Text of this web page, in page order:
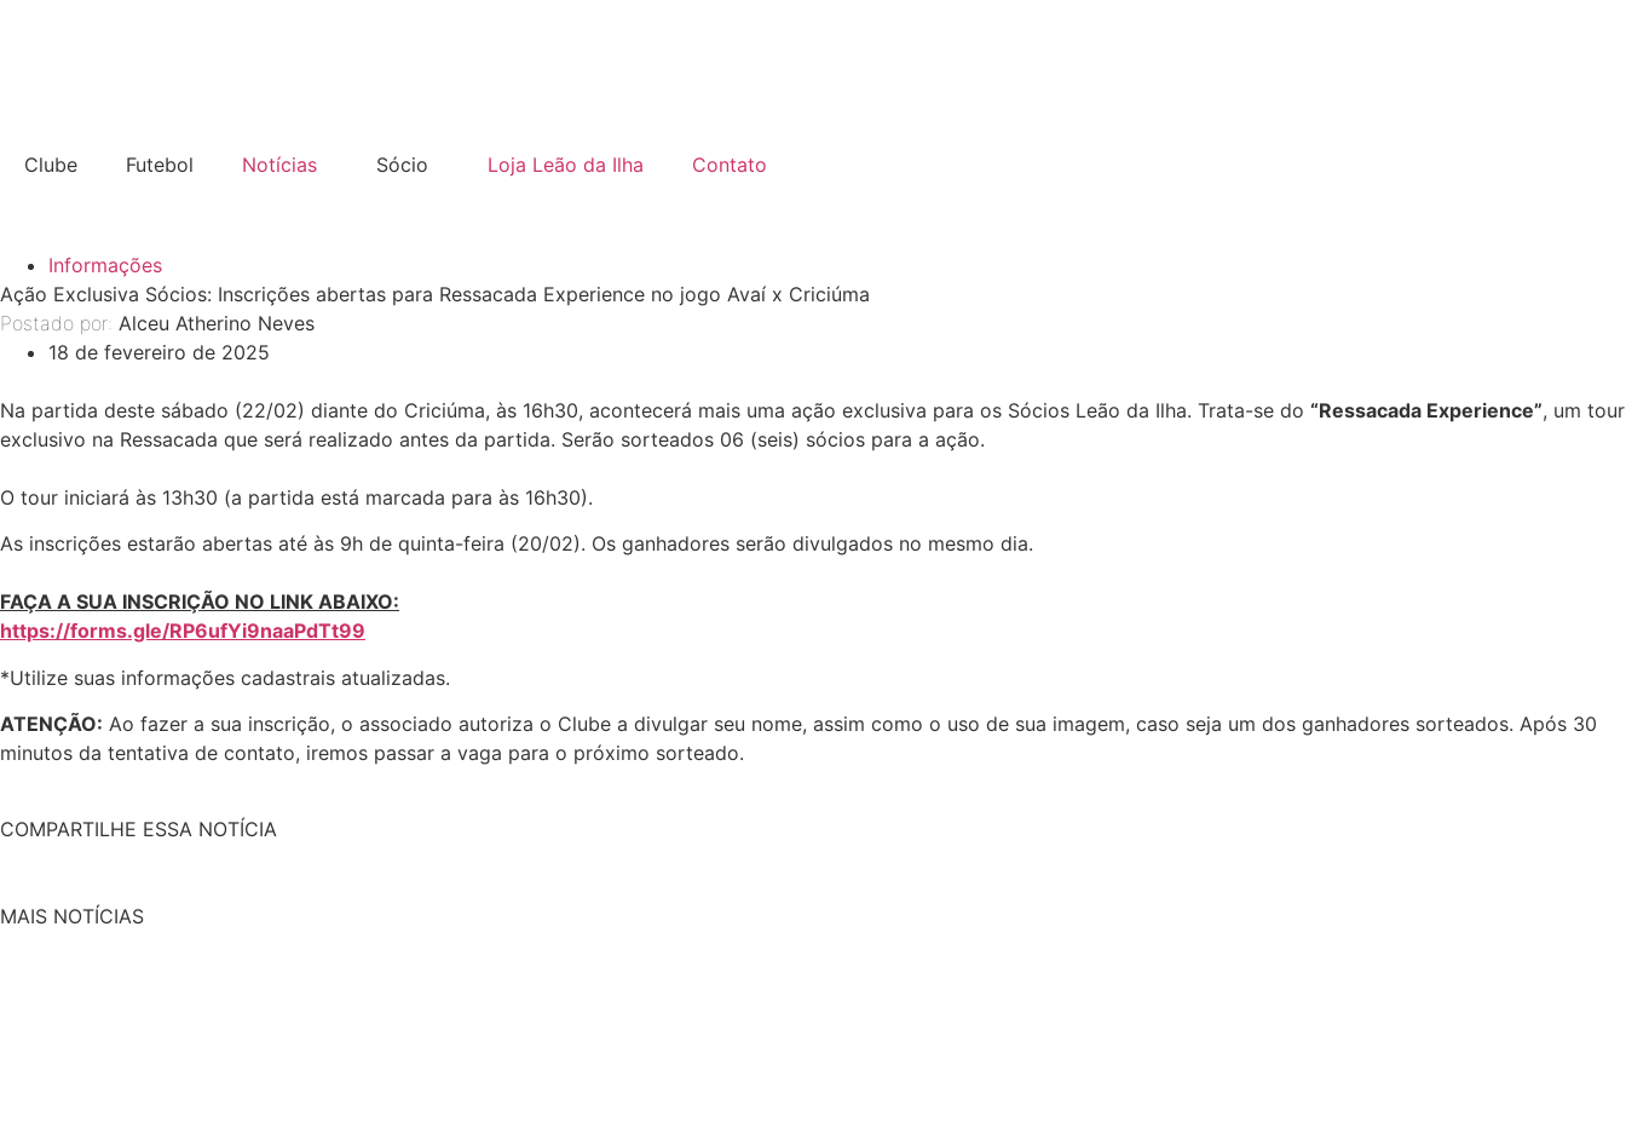
Clube Futebol Notícias Sócio Loja Leão da Ilha Contato
Informações
Ação Exclusiva Sócios: Inscrições abertas para Ressacada Experience no jogo Avaí x Criciúma
Postado por: Alceu Atherino Neves
18 de fevereiro de 2025
Na partida deste sábado (22/02) diante do Criciúma, às 16h30, acontecerá mais uma ação exclusiva para os Sócios Leão da Ilha. Trata-se do “Ressacada Experience”, um tour
exclusivo na Ressacada que será realizado antes da partida. Serão sorteados 06 (seis) sócios para a ação.
O tour iniciará às 13h30 (a partida está marcada para às 16h30).
As inscrições estarão abertas até às 9h de quinta-feira (20/02). Os ganhadores serão divulgados no mesmo dia.
FAÇA A SUA INSCRIÇÃO NO LINK ABAIXO:
https://forms.gle/RP6ufYi9naaPdTt99
*Utilize suas informações cadastrais atualizadas.
ATENÇÃO: Ao fazer a sua inscrição, o associado autoriza o Clube a divulgar seu nome, assim como o uso de sua imagem, caso seja um dos ganhadores sorteados. Após 30
minutos da tentativa de contato, iremos passar a vaga para o próximo sorteado.
COMPARTILHE ESSA NOTÍCIA
MAIS NOTÍCIAS